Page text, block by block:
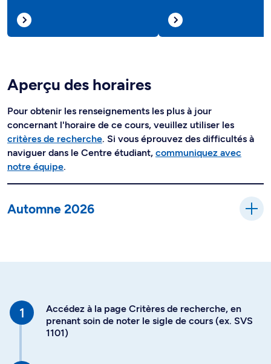
Aperçu des horaires
Pour obtenir les renseignements les plus à jour
concernant l'horaire de ce cours, veuillez utiliser les
critères de recherche. Si vous éprouvez des difficultés à
naviguer dans le Centre étudiant, communiquez avec
notre équipe.
Automne 2026
Accédez à la page Critères de recherche, en
prenant soin de noter le sigle de cours (ex. SVS
1101)